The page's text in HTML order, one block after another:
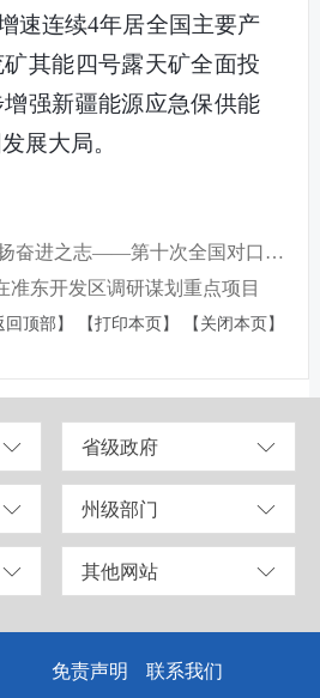
速连续4年居全国主要产
其能四号露天矿全面投
强新疆能源应急保供能
展大局。
上一篇：怀感恩之心 扬奋进之志——第十次全国对口支援新疆工作会议在昌吉州引发热烈反响
准东开发区调研谋划重点项目
回顶部】 【打印本页】 【关闭本页】
省级政府
州级部门
其他网站
免责声明
联系我们